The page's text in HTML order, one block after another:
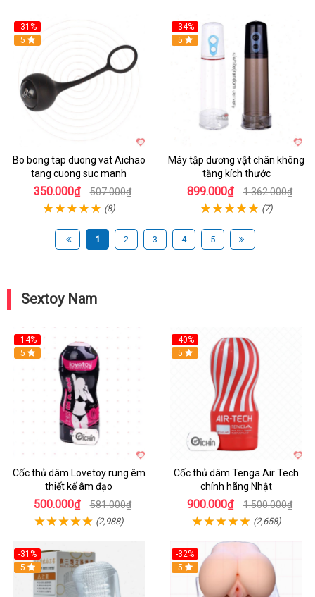
-31%
Hot
5
Bo bong tap duong vat Aichao
tang cuong suc manh
350.000₫ 507.000₫
(8)
-34%
Hot
5
Máy tập dương vật chân không
tăng kích thước
899.000₫ 1.362.000₫
(7)
1 2 3 4 5
Sextoy Nam
-14%
Hot
5
Cốc thủ dâm Lovetoy rung êm
thiết kế âm đạo
500.000₫ 581.000₫
(2,988)
-40%
Hot
5
Cốc thủ dâm Tenga Air Tech
chính hãng Nhật
900.000₫ 1.500.000₫
(2,658)
-31%
Hot
5
-32%
Hot
5